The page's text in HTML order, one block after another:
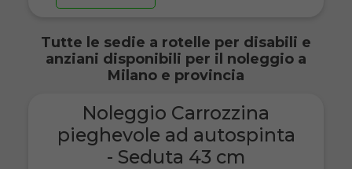
Tutte le sedie a rotelle per disabili e
anziani disponibili per il noleggio a
Milano e provincia
Noleggio Carrozzina
pieghevole ad autospinta
- Seduta 43 cm